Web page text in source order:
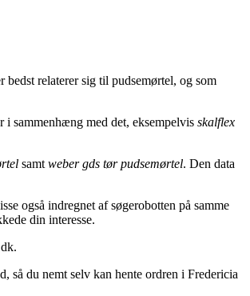
relaterer sig til pudsemørtel, og som
i sammenhæng med det, eksempelvis skalflex
samt weber gds tør pudsemørtel. Den data
også indregnet af søgerobotten på samme
din interesse.
så du nemt selv kan hente ordren i Fredericia